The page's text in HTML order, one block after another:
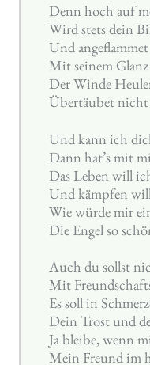
Denn hoch auf
Wird stets dein
Und
Mit seinem
Der Winde
Übertäubet nicht
Und kann ich
Dann hat’s mit
Das Leben will
Und kämpfen
Wie würde mir
Die Engel so
Auch du sollst
Mit
Es soll in
Dein Trost und
Ja bleibe, wenn
Mein Freund im